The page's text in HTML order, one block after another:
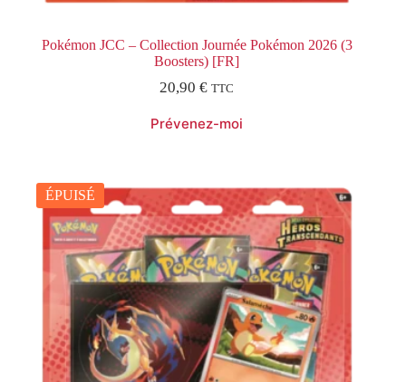
Pokémon JCC – Collection Journée Pokémon 2026 (3
Boosters) [FR]
20,90€ TTC
ÉPUISÉ